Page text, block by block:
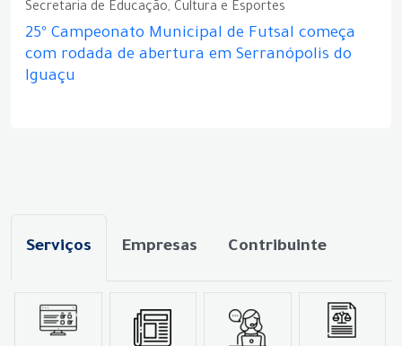
Secretaria de Educação, Cultura e Esportes
25º Campeonato Municipal de Futsal começa
com rodada de abertura em Serranópolis do
Iguaçu
Serviços Empresas Contribuinte